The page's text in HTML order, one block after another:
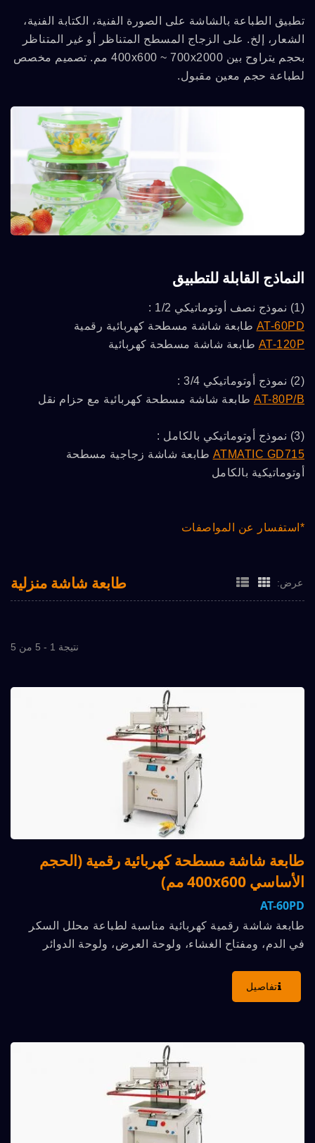
تطبيق الطباعة بالشاشة على الصورة الفنية، الكتابة الفنية،
الشعار، إلخ. على الزجاج المسطح المتناظر أو غير المتناظر
بحجم يتراوح بين 400x600 ~ 700x2000 مم. تصميم مخصص
لطباعة حجم معين مقبول.
النماذج القابلة للتطبيق
(1) نموذج نصف أوتوماتيكي 1/2 :
AT-60PD طابعة شاشة مسطحة كهربائية رقمية
AT-120P طابعة شاشة مسطحة كهربائية
(2) نموذج أوتوماتيكي 3/4 :
AT-80P/B طابعة شاشة مسطحة كهربائية مع حزام نقل
(3) نموذج أوتوماتيكي بالكامل :
ATMATIC GD715 طابعة شاشة زجاجية مسطحة
أوتوماتيكية بالكامل
*استفسار عن المواصفات
طابعة شاشة منزلية عرض:
نتيجة 1 - 5 من 5
طابعة شاشة مسطحة كهربائية رقمية (الحجم
الأساسي 400x600 مم)
AT-60PD
طابعة شاشة رقمية كهربائية مناسبة لطباعة محلل السكر
في الدم، ومفتاح الغشاء، ولوحة العرض، ولوحة الدوائر
تفاصيل